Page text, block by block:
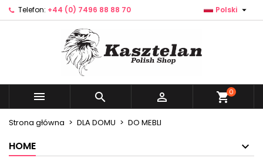
Telefon: +44 (0) 7496 88 88 70 Polski 
   shopping_cart0
Strona główna DLA DOMU DO MEBLI
HOME
Dodaj do listy życzeń ×
Utwórz nową listę
((modalTitle)) ×
((confirmMessage))
((modalDeleteText))
Utwórz listę życzeń ×
Nazwa listy życzeń
Zaloguj się ×
Musisz być zalogowany by zapisać produkty na
swojej liście życzeń.
Anuluj Zaloguj się